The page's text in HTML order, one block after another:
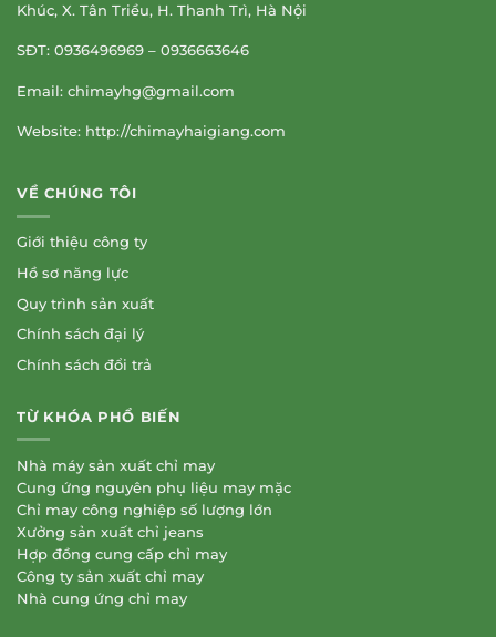
Khúc, X. Tân Triều, H. Thanh Trì, Hà Nội
SĐT: 0936496969 – 0936663646
Email: chimayhg@gmail.com
Website: http://chimayhaigiang.com
VỀ CHÚNG TÔI
Giới thiệu công ty
Hồ sơ năng lực
Quy trình sản xuất
Chính sách đại lý
Chính sách đổi trả
TỪ KHÓA PHỔ BIẾN
Nhà máy sản xuất chỉ may
Cung ứng nguyên phụ liệu may mặc
Chỉ may công nghiệp số lượng lớn
Xưởng sản xuất chỉ jeans
Hợp đồng cung cấp chỉ may
Công ty sản xuất chỉ may
Nhà cung ứng chỉ may